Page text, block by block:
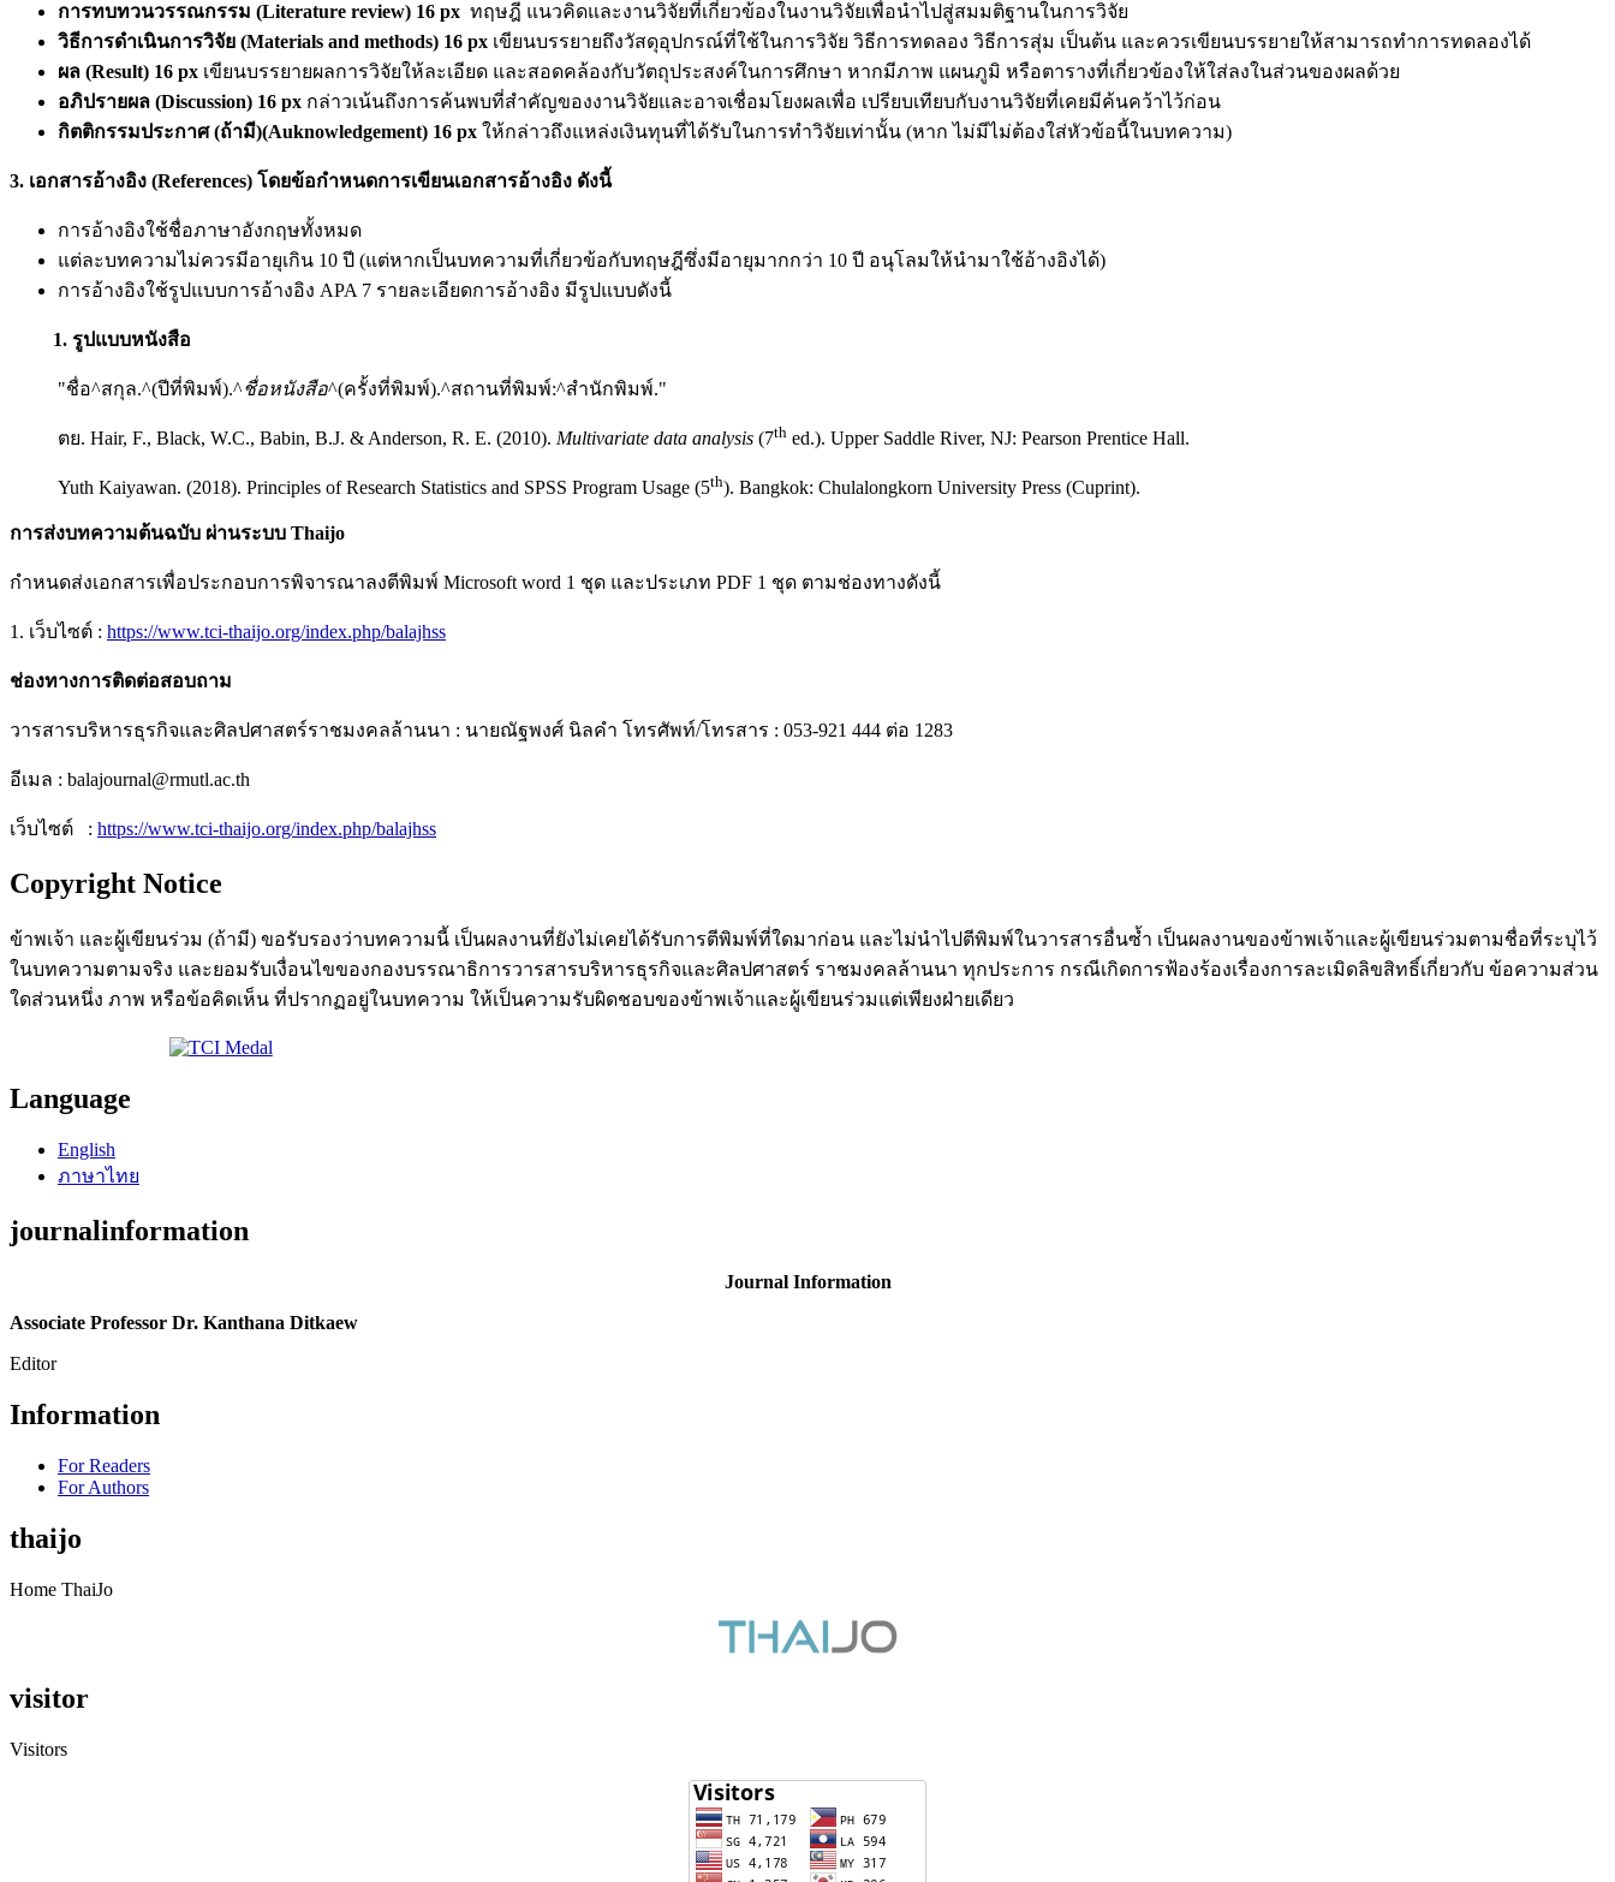
การทบทวนวรรณกรรม (Literature review) 16 px ทฤษฎี แนวคิดและงานวิจัยที่เกี่ยวข้องในงานวิจัยเพื่อนำไปสู่สมมติฐานในการวิจัย
วิธีการดำเนินการวิจัย (Materials and methods) 16 px เขียนบรรยายถึงวัสดุอุปกรณ์ที่ใช้ในการวิจัย วิธีการทดลอง วิธีการสุ่ม เป็นต้น และควรเขียนบรรยายให้สามารถทำการทดลองได้
ผล (Result) 16 px เขียนบรรยายผลการวิจัยให้ละเอียด และสอดคล้องกับวัตถุประสงค์ในการศึกษา หากมีภาพ แผนภูมิ หรือตารางที่เกี่ยวข้องให้ใส่ลงในส่วนของผลด้วย
อภิปรายผล (Discussion) 16 px กล่าวเน้นถึงการค้นพบที่สำคัญของงานวิจัยและอาจเชื่อมโยงผลเพื่อ เปรียบเทียบกับงานวิจัยที่เคยมีค้นคว้าไว้ก่อน
กิตติกรรมประกาศ (ถ้ามี)(Auknowledgement) 16 px ให้กล่าวถึงแหล่งเงินทุนที่ได้รับในการทำวิจัยเท่านั้น (หาก ไม่มีไม่ต้องใส่หัวข้อนี้ในบทความ)
3. เอกสารอ้างอิง (References) โดยข้อกำหนดการเขียนเอกสารอ้างอิง ดังนี้
การอ้างอิงใช้ชื่อภาษาอังกฤษทั้งหมด
แต่ละบทความไม่ควรมีอายุเกิน 10 ปี (แต่หากเป็นบทความที่เกี่ยวข้อกับทฤษฎีซึ่งมีอายุมากกว่า 10 ปี อนุโลมให้นำมาใช้อ้างอิงได้)
การอ้างอิงใช้รูปแบบการอ้างอิง APA 7 รายละเอียดการอ้างอิง มีรูปแบบดังนี้
1. รูปแบบหนังสือ
"ชื่อ^สกุล.^(ปีที่พิมพ์).^ชื่อหนังสือ^(ครั้งที่พิมพ์).^สถานที่พิมพ์:^สำนักพิมพ์."
ตย. Hair, F., Black, W.C., Babin, B.J. & Anderson, R. E. (2010). Multivariate data analysis (7th ed.). Upper Saddle River, NJ: Pearson Prentice Hall.
Yuth Kaiyawan. (2018). Principles of Research Statistics and SPSS Program Usage (5th). Bangkok: Chulalongkorn University Press (Cuprint).
การส่งบทความต้นฉบับ ผ่านระบบ Thaijo
กำหนดส่งเอกสารเพื่อประกอบการพิจารณาลงตีพิมพ์ Microsoft word 1 ชุด และประเภท PDF 1 ชุด ตามช่องทางดังนี้
1. เว็บไซต์ : https://www.tci-thaijo.org/index.php/balajhss
ช่องทางการติดต่อสอบถาม
วารสารบริหารธุรกิจและศิลปศาสตร์ราชมงคลล้านนา : นายณัฐพงศ์ นิลคำ โทรศัพท์/โทรสาร : 053-921 444 ต่อ 1283
อีเมล : balajournal@rmutl.ac.th
เว็บไซต์ : https://www.tci-thaijo.org/index.php/balajhss
Copyright Notice
ข้าพเจ้า และผู้เขียนร่วม (ถ้ามี) ขอรับรองว่าบทความนี้ เป็นผลงานที่ยังไม่เคยได้รับการตีพิมพ์ที่ใดมาก่อน และไม่นำไปตีพิมพ์ในวารสารอื่นซ้ำ เป็นผลงานของข้าพเจ้าและผู้เขียนร่วมตามชื่อที่ระบุไว้
ในบทความตามจริง และยอมรับเงื่อนไขของกองบรรณาธิการวารสารบริหารธุรกิจและศิลปศาสตร์ ราชมงคลล้านนา ทุกประการ กรณีเกิดการฟ้องร้องเรื่องการละเมิดลิขสิทธิ์เกี่ยวกับ ข้อความส่วน
ใดส่วนหนึ่ง ภาพ หรือข้อคิดเห็น ที่ปรากฏอยู่ในบทความ ให้เป็นความรับผิดชอบของข้าพเจ้าและผู้เขียนร่วมแต่เพียงฝ่ายเดียว
Language
English
ภาษาไทย
journalinformation
Journal Information
Associate Professor Dr. Kanthana Ditkaew
Editor
Information
For Readers
For Authors
thaijo
Home ThaiJo
visitor
Visitors